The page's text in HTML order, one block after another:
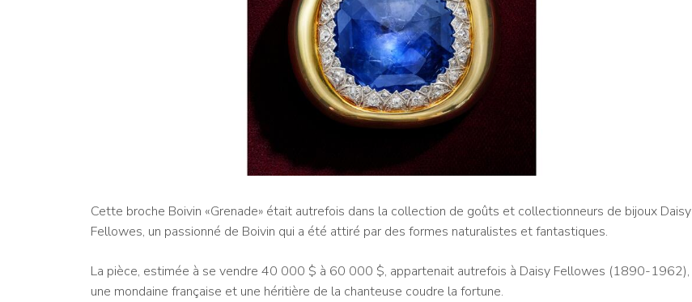
Cette broche Boivin «Grenade» était autrefois dans la collection de goûts et collectionneurs de bijoux Daisy
Fellowes, un passionné de Boivin qui a été attiré par des formes naturalistes et fantastiques.
La pièce, estimée à se vendre 40 000 $ à 60 000 $, appartenait autrefois à Daisy Fellowes (1890-1962),
une mondaine française et une héritière de la chanteuse coudre la fortune.